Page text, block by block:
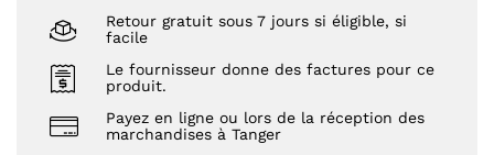
Retour gratuit sous 7 jours si éligible, si
facile
Le fournisseur donne des factures pour ce
produit.
Payez en ligne ou lors de la réception des
marchandises à Tanger